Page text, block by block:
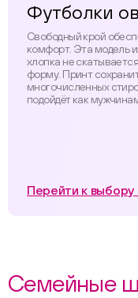
Футболки
Свободный крой
комфорт. Эта модель
хлопка не
форму. Принт
многочисленных
подойдёт как
Перейти к выбору
Семейные